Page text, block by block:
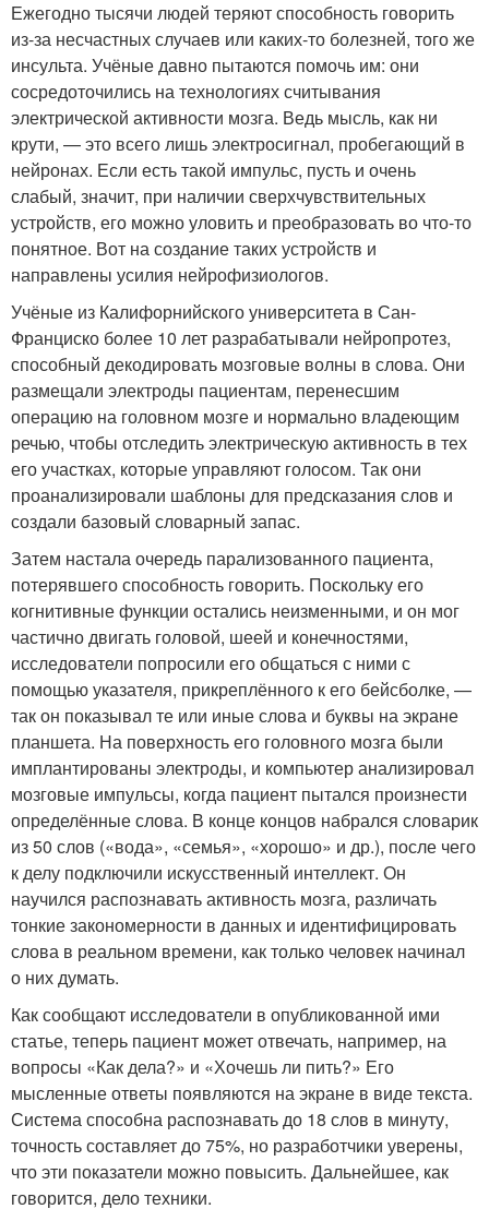
Ежегодно тысячи людей теряют способность говорить
из-за несчастных случаев или каких-то болезней, того же
инсульта. Учёные давно пытаются помочь им: они
сосредоточились на технологиях считывания
электрической активности мозга. Ведь мысль, как ни
крути, — это всего лишь электросигнал, пробегающий в
нейронах. Если есть такой импульс, пусть и очень
слабый, значит, при наличии сверхчувствительных
устройств, его можно уловить и преобразовать во что-то
понятное. Вот на создание таких устройств и
направлены усилия нейрофизиологов.
Учёные из Калифорнийского университета в Сан-
Франциско более 10 лет разрабатывали нейропротез,
способный декодировать мозговые волны в слова. Они
размещали электроды пациентам, перенесшим
операцию на головном мозге и нормально владеющим
речью, чтобы отследить электрическую активность в тех
его участках, которые управляют голосом. Так они
проанализировали шаблоны для предсказания слов и
создали базовый словарный запас.
Затем настала очередь парализованного пациента,
потерявшего способность говорить. Поскольку его
когнитивные функции остались неизменными, и он мог
частично двигать головой, шеей и конечностями,
исследователи попросили его общаться с ними с
помощью указателя, прикреплённого к его бейсболке, —
так он показывал те или иные слова и буквы на экране
планшета. На поверхность его головного мозга были
имплантированы электроды, и компьютер анализировал
мозговые импульсы, когда пациент пытался произнести
определённые слова. В конце концов набрался словарик
из 50 слов («вода», «семья», «хорошо» и др.), после чего
к делу подключили искусственный интеллект. Он
научился распознавать активность мозга, различать
тонкие закономерности в данных и идентифицировать
слова в реальном времени, как только человек начинал
о них думать.
Как сообщают исследователи в опубликованной ими
статье, теперь пациент может отвечать, например, на
вопросы «Как дела?» и «Хочешь ли пить?» Его
мысленные ответы появляются на экране в виде текста.
Система способна распознавать до 18 слов в минуту,
точность составляет до 75%, но разработчики уверены,
что эти показатели можно повысить. Дальнейшее, как
говорится, дело техники.